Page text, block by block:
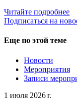
Читайте подробнее
Подписаться на
Еще по этой теме
Новости
Мероприятия
Записи
1 июля 2026 г.